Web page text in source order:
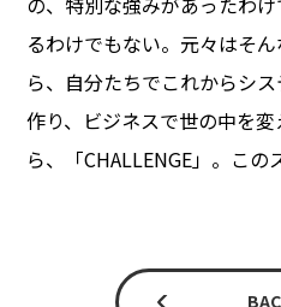
るわけでもない。元々はそ
ら、自分たちでこれからシ
作り、ビジネスで世の中を
ら、「CHALLENGE」。この